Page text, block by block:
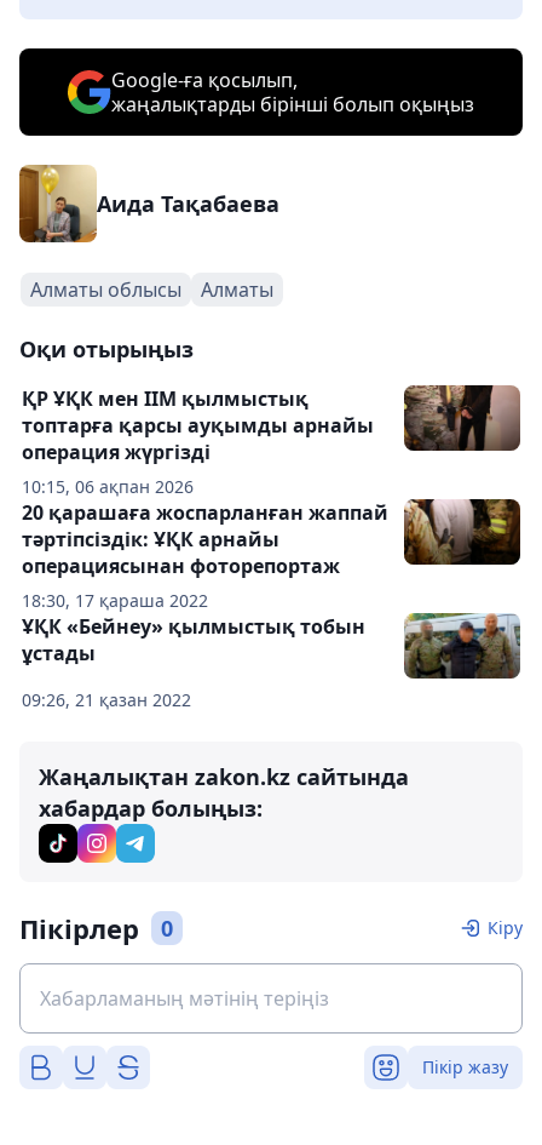
Google-ға қосылып,
жаңалықтарды бірінші болып оқыңыз
Аида Тақабаева
Алматы облысы Алматы
Оқи отырыңыз
10:15, 06 ақпан 2026
ҚР ҰҚК мен ІІМ қылмыстық
топтарға қарсы ауқымды арнайы
операция жүргізді
18:30, 17 қараша 2022
20 қарашаға жоспарланған жаппай
тәртіпсіздік: ҰҚК арнайы
операциясынан фоторепортаж
09:26, 21 қазан 2022
ҰҚК «Бейнеу» қылмыстық тобын
ұстады
Жаңалықтан zakon.kz сайтында
хабардар болыңыз:
Пікірлер 0 Кіру
Пікір жазу